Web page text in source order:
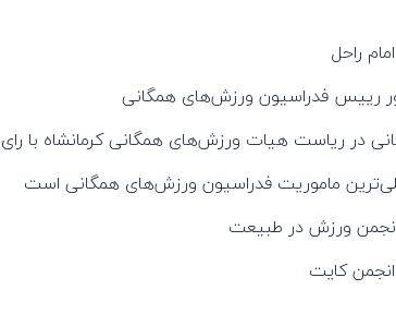
راحل
رییس فدراسیون ورزش‌های همگانی
در ریاست هیات ورزش‌های همگانی کرمانشاه با
ماموریت فدراسیون ورزش‌های همگانی است
ورزش در طبیعت
کایت